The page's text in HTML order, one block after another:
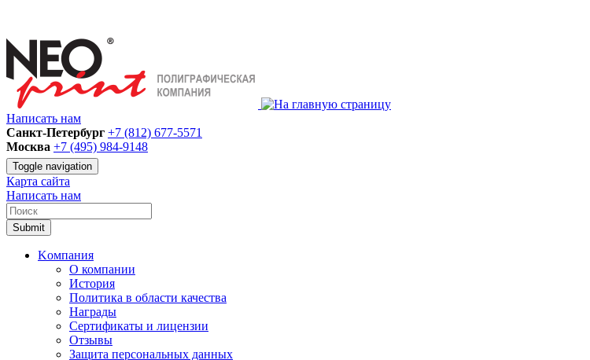
Написать нам
Санкт-Петербург +7 (812) 677-5571
Москва +7 (495) 984-9148
Toggle navigation
Карта сайта
Написать нам
Submit
Kомпания
О компании
История
Политика в области качества
Награды
Сертификаты и лицензии
Отзывы
Защита персональных данных